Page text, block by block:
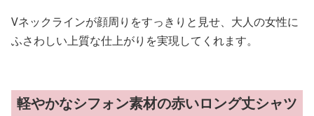
Vネックラインが顔周りをすっきりと見せ、大人の女性に
ふさわしい上質な仕上がりを実現してくれます。
軽やかなシフォン素材の赤いロング丈シャツ